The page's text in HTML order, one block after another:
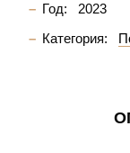
Год:
2023
Категория: